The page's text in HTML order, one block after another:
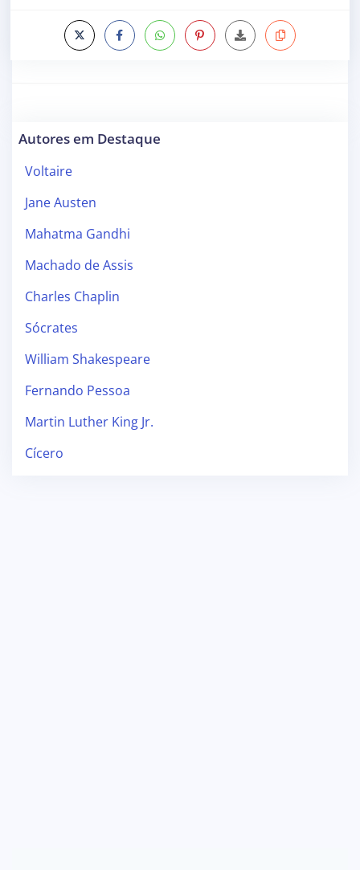
Autores em Destaque
Voltaire
Jane Austen
Mahatma Gandhi
Machado de Assis
Charles Chaplin
Sócrates
William Shakespeare
Fernando Pessoa
Martin Luther King Jr.
Cícero